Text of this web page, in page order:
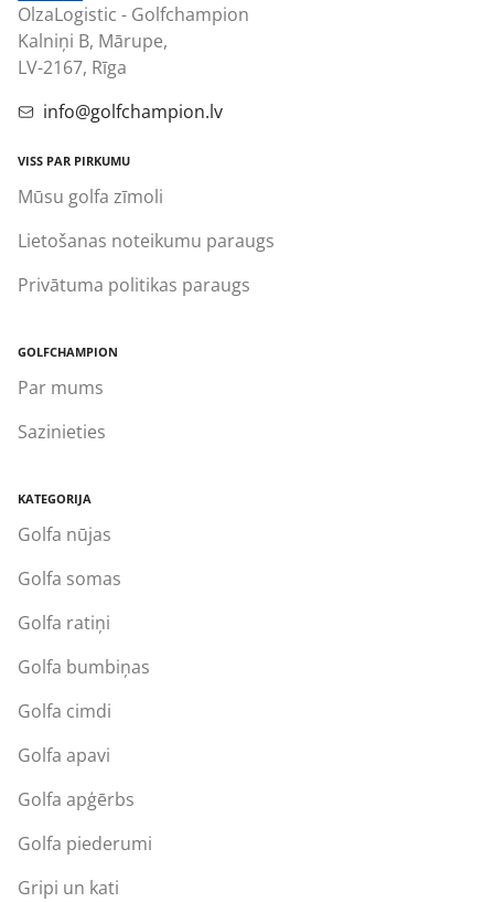
OlzaLogistic - Golfchampion
Kalniņi B, Mārupe,
LV-2167, Rīga
info@golfchampion.lv
VISS PAR PIRKUMU
Mūsu golfa zīmoli
Lietošanas noteikumu paraugs
Privātuma politikas paraugs
GOLFCHAMPION
Par mums
Sazinieties
KATEGORIJA
Golfa nūjas
Golfa somas
Golfa ratiņi
Golfa bumbiņas
Golfa cimdi
Golfa apavi
Golfa apģērbs
Golfa piederumi
Gripi un kati